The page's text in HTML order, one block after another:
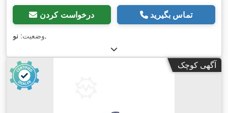
درخواست کردن تماس بگیرید
وضعیت: نو ,
آگهی کوچک